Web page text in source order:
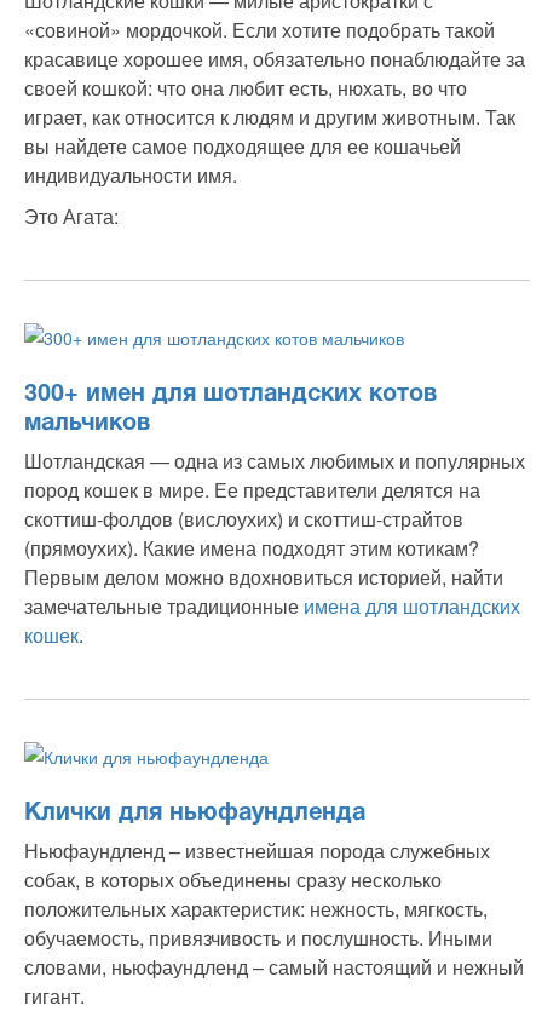
«совиной» мордочкой. Если хотите подобрать такой
красавице хорошее имя, обязательно понаблюдайте за
своей кошкой: что она любит есть, нюхать, во что
играет, как относится к людям и другим животным. Так
вы найдете самое подходящее для ее кошачьей
индивидуальности имя.
Это Агата:
300+ имен для шотландских котов
мальчиков
Шотландская — одна из самых любимых и популярных
пород кошек в мире. Ее представители делятся на
скоттиш-фолдов (вислоухих) и скоттиш-страйтов
(прямоухих). Какие имена подходят этим котикам?
Первым делом можно вдохновиться историей, найти
замечательные традиционные имена для шотландских
кошек.
Клички для ньюфаундленда
Ньюфаундленд – известнейшая порода служебных
собак, в которых объединены сразу несколько
положительных характеристик: нежность, мягкость,
обучаемость, привязчивость и послушность. Иными
словами, ньюфаундленд – самый настоящий и нежный
гигант.